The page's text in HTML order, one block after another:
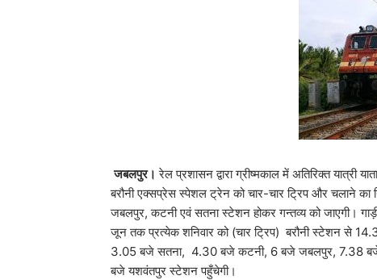
जबलपुर। रेल प्रशासन द्वारा ग्रीष्मकाल में अतिरिक्त
बरौनी एक्सप्रेस स्पेशल ट्रेन को चार-चार ट्रिप और चलाने का
जबलपुर, कटनी एवं सतना स्टेशन होकर गन्तव्य को जाएगी।
जून तक प्रत्येक शनिवार को (चार ट्रिप) बरौनी स्टेशन से
3.05 बजे सतना, 4.30 बजे कटनी, 6 बजे जबलपुर, 7.38 बजे
बजे यशवंतपुर स्टेशन पहुँचेगी।